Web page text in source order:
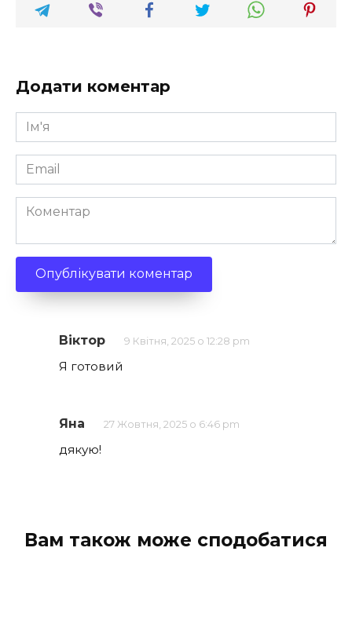
Додати коментар
Ім'я
*
Email
*
Коментар
Віктор 9 Квітня, 2025 о 12:28 pm
Я готовий
Яна 27 Жовтня, 2025 о 6:46 pm
дякую!
Вам також може сподобатися